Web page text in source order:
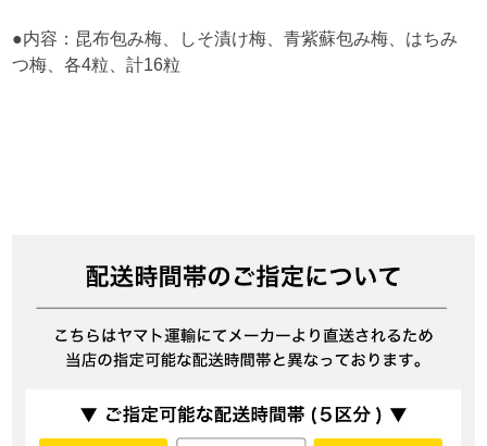
●内容：昆布包み梅、しそ漬け梅、青紫蘇包み梅、はちみ
つ梅、各4粒、計16粒